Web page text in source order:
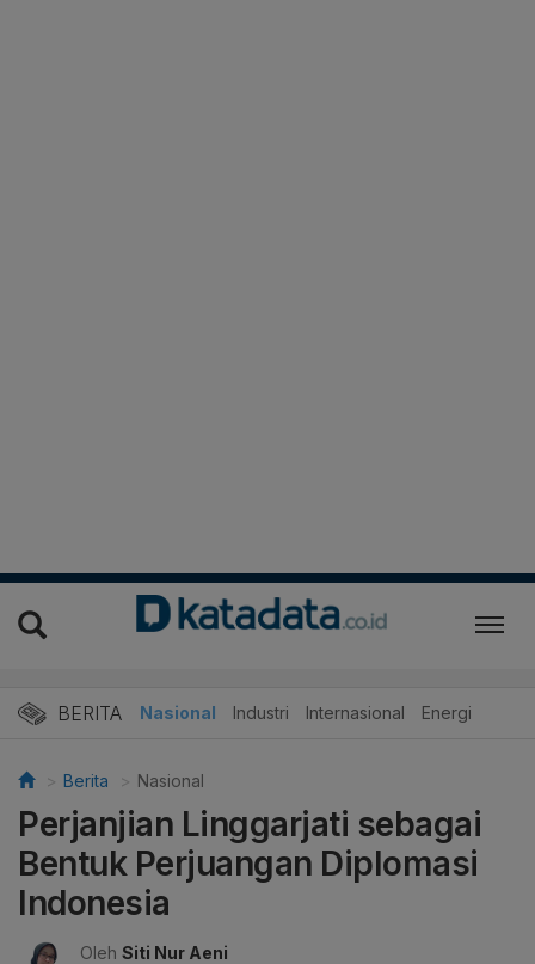
BERITA Nasional Industri Internasional Energi
Berita Nasional
Perjanjian Linggarjati sebagai
Bentuk Perjuangan Diplomasi
Indonesia
Oleh Siti Nur Aeni